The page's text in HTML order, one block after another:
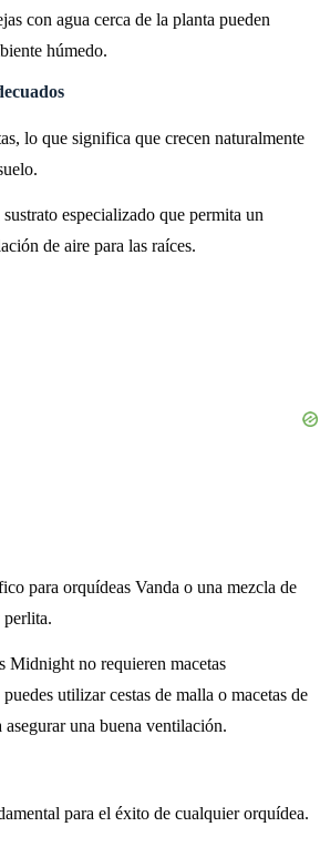
con agua cerca de la planta pueden
húmedo.
lo que significa que crecen naturalmente
especializado que permita un
de aire para las raíces.
para orquídeas Vanda o una mezcla de
perlita.
Midnight no requieren macetas
utilizar cestas de malla o macetas de
una buena ventilación.
para el éxito de cualquier orquídea.